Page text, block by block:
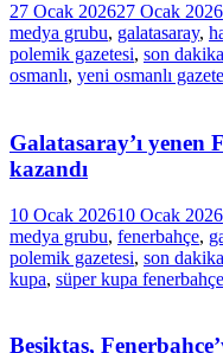
27 Ocak 202627 Ocak 2026
medya grubu, galatasaray,
polemik gazetesi, son dakika
osmanlı, yeni osmanlı
Galatasaray’ı yenen
kazandı
10 Ocak 202610 Ocak 2026
medya grubu, fenerbahçe,
polemik gazetesi, son dakika
kupa, süper kupa
Beşiktaş,